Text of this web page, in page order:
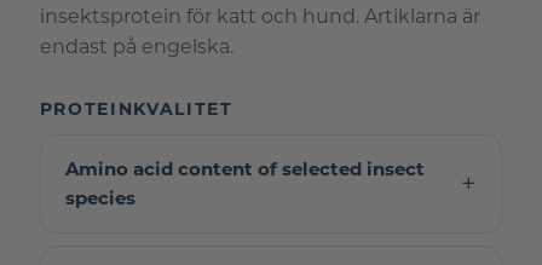
insektsprotein för katt och hund. Artiklarna är
endast på engelska.
PROTEINKVALITET
Amino acid content of selected insect
species